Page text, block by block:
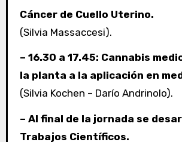
Cáncer de Cuello Uterino.
(Silvia Massaccesi).
– 16.30 a 17.45: Cannabis
la planta a la aplicación en
(Silvia Kochen – Darío Andrinolo).
– Al final de la jornada se
Trabajos Científicos.